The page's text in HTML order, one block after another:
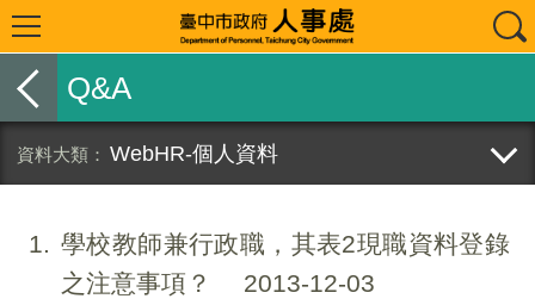
Q&A
WebHR-個人資料
1
學校教師兼行政職，其表2現職資料登錄
之注意事項？
2013-12-03